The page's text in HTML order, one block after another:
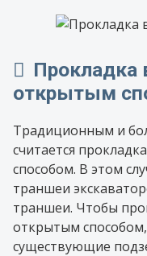
Прокладка
открытым
Традиционным и
считается
способом. В этом
траншеи
траншеи. Чтобы
открытым
существующие